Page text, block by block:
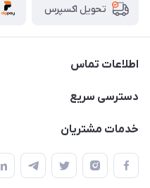
تحویل اکسپرس
اطلاعات تماس
07154503736-09120986090
دسترسی سریع
حساب کاربری
درباره ما
خدمات مشتریان
قوانین و مقررات
حفظ حریم شخصی